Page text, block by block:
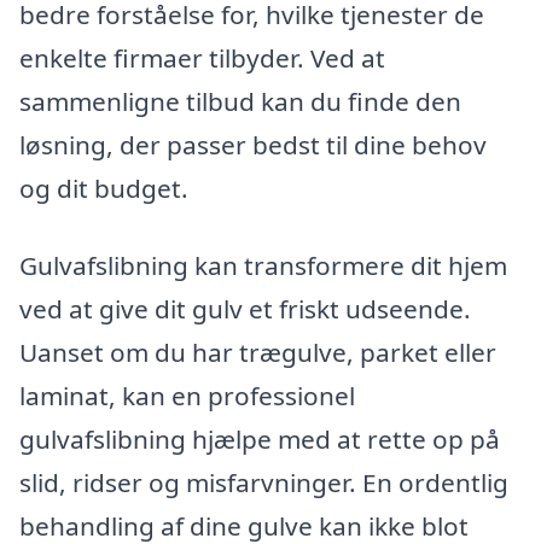
bedre forståelse for, hvilke tjenester de
enkelte firmaer tilbyder. Ved at
sammenligne tilbud kan du finde den
løsning, der passer bedst til dine behov
og dit budget.
Gulvafslibning kan transformere dit hjem
ved at give dit gulv et friskt udseende.
Uanset om du har trægulve, parket eller
laminat, kan en professionel
gulvafslibning hjælpe med at rette op på
slid, ridser og misfarvninger. En ordentlig
behandling af dine gulve kan ikke blot